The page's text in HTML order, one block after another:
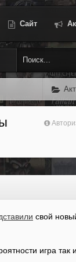
Сайт
свой
игра так